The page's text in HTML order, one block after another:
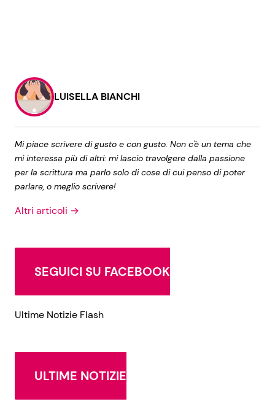
LUISELLA BIANCHI
Mi piace scrivere di gusto e con gusto. Non c'è un tema che
mi interessa più di altri: mi lascio travolgere dalla passione
per la scrittura ma parlo solo di cose di cui penso di poter
parlare, o meglio scrivere!
Altri articoli →
SEGUICI SU FACEBOOK
Ultime Notizie Flash
ULTIME NOTIZIE